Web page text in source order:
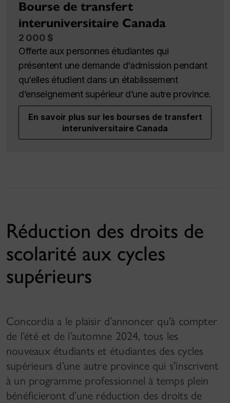
Bourse de transfert
interuniversitaire Canada
2 000 $
Offerte aux personnes étudiantes qui
présentent une demande d’admission pendant
qu’elles étudient dans un établissement
d’enseignement supérieur d’une autre province.
En savoir plus sur les bourses de transfert
interuniversitaire Canada
Réduction des droits de
scolarité aux cycles
supérieurs
Concordia a le plaisir d’annoncer qu’à compter
de l’été et de l’automne 2024, tous les
nouveaux étudiants et étudiantes des cycles
supérieurs d’une autre province qui s’inscrivent
à un programme professionnel à temps plein
bénéficieront d’une réduction des droits de